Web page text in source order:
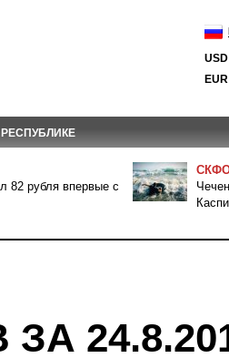
82 рубля впервые с